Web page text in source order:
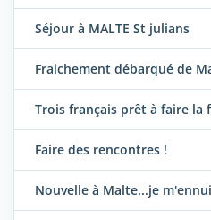
Séjour à MALTE St julians
Fraichement débarqué de
Trois français prêt à faire la
Faire des rencontres !
Nouvelle à Malte...je